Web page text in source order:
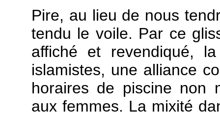
Pire, au lieu de nous
tendu le voile. Par ce
affiché et revendiqué,
islamistes, une alliance
horaires de piscine non
aux femmes. La mixité